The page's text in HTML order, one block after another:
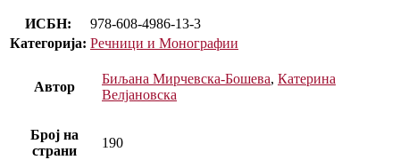
ИСБН:
978-608-4986-13-3
Категорија: Речници и Монографии
Автор
Биљана Мирчевска-Бошева, Катерина
Велјановска
Број на
страни
190